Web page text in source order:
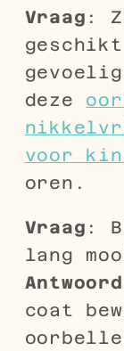
Vraag :
deze
voor
oren.
Vraag :
lang
Antwoord
coat